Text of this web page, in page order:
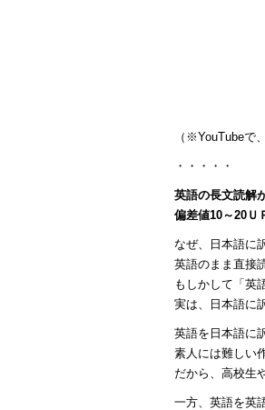
（※YouTubeで
・・・・・
英語の長文読解
偏差値10～20Ｕ
なぜ、日本語に
英語のまま直接
もしかして「英
実は、日本語に
英語を日本語に
素人には難しい
だから、高校生
一方、英語を英